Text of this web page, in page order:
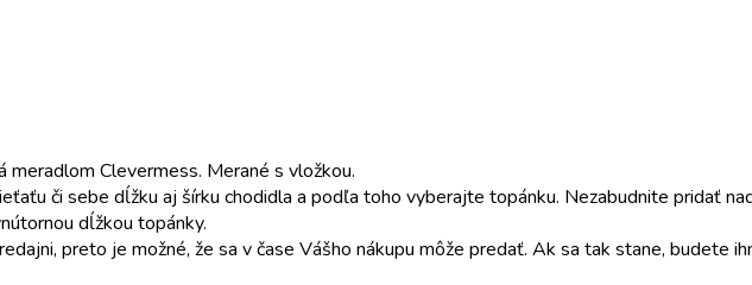
Clevermess. Merané s vložkou.
či sebe dĺžku aj šírku chodidla a podľa toho vyberajte topánku. Nezabudnite pridať
dĺžkou topánky.
preto je možné, že sa v čase Vášho nákupu môže predať. Ak sa tak stane, budete